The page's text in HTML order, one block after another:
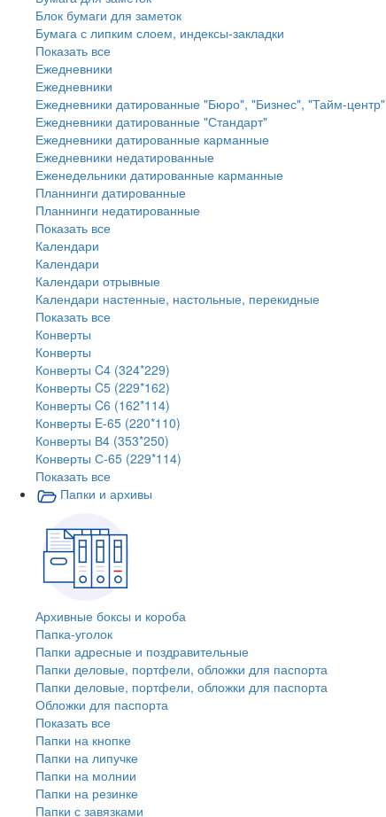
Блок бумаги для заметок
Бумага с липким слоем, индексы-закладки
Показать все
Ежедневники
Ежедневники
Ежедневники датированные "Бюро", "Бизнес", "Тайм-центр"
Ежедневники датированные "Стандарт"
Ежедневники датированные карманные
Ежедневники недатированные
Еженедельники датированные карманные
Планнинги датированные
Планнинги недатированные
Показать все
Календари
Календари
Календари отрывные
Календари настенные, настольные, перекидные
Показать все
Конверты
Конверты
Конверты C4 (324*229)
Конверты C5 (229*162)
Конверты C6 (162*114)
Конверты E-65 (220*110)
Конверты В4 (353*250)
Конверты С-65 (229*114)
Показать все
Папки и архивы
Архивные боксы и короба
Папка-уголок
Папки адресные и поздравительные
Папки деловые, портфели, обложки для паспорта
Папки деловые, портфели, обложки для паспорта
Обложки для паспорта
Показать все
Папки на кнопке
Папки на липучке
Папки на молнии
Папки на резинке
Папки с завязками